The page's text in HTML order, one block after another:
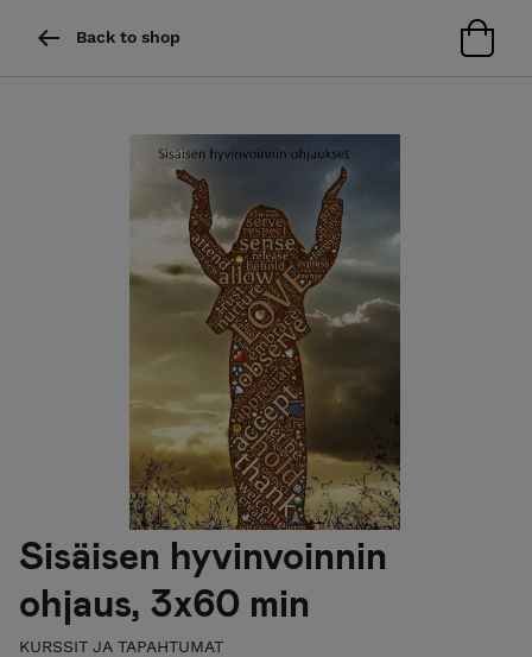
Back to shop
Sisäisen hyvinvoinnin
ohjaus, 3x60 min
KURSSIT JA TAPAHTUMAT